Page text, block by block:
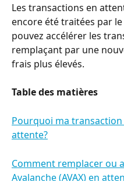
Les transactions en
encore été traitées par
pouvez accélérer les
remplaçant par une
frais plus élevés.
Table des matières
Pourquoi ma transaction
attente?
Comment remplacer ou
Avalanche (AVAX) en